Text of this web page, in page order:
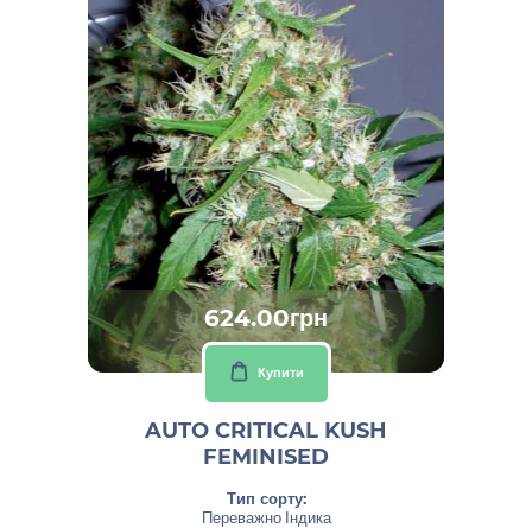
624.00грн
Купити
AUTO CRITICAL KUSH
FEMINISED
Тип сорту:
Переважно Індика